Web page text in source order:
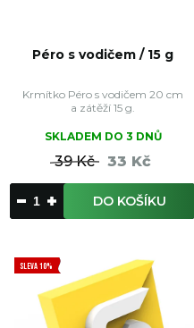
Péro s vodičem / 15 g
Krmítko Péro s vodičem 20 cm
a zátěží 15 g.
SKLADEM DO 3 DNŮ
39 Kč 33 Kč
DO KOŠÍKU
SLEVA 10%